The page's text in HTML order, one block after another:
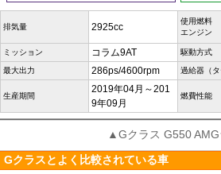
排気量 2925cc
使用燃料
エンジン
ミッション コラム9AT 駆動方式
最大出力 286ps/4600rpm 過給器（タ
生産期間
2019年04月～201
9年09月
燃費性能
▲Gクラス G550
Gクラスとよく比較されている車